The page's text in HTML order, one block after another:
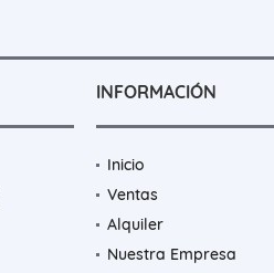
INFORMACIÓN
Inicio
Ventas
Alquiler
Nuestra Empresa